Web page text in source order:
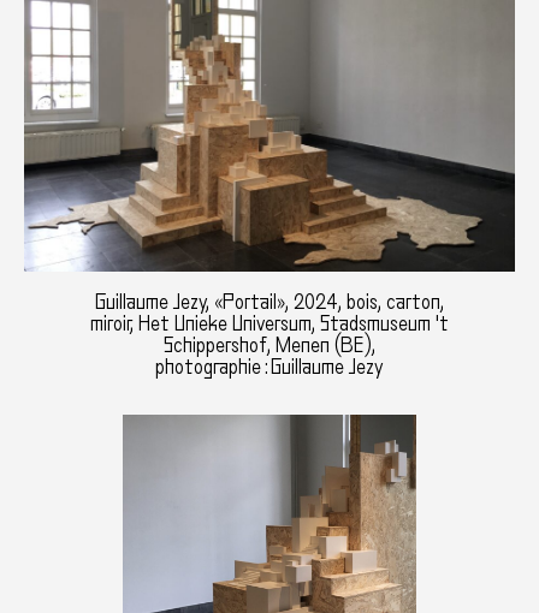
Guillaume Jezy, «Portail», 2024, bois, carton,
miroir, Het Unieke Universum, Stadsmuseum 't
Schippershof, Menen (BE),
photographie : Guillaume Jezy